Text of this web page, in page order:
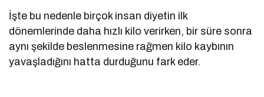
İşte bu nedenle birçok insan diyetin ilk
dönemlerinde daha hızlı kilo verirken, bir süre sonra
aynı şekilde beslenmesine rağmen kilo kaybının
yavaşladığını hatta durduğunu fark eder.